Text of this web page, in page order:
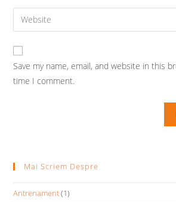
comment
email
address
comment
Enter
your
website
URL
(optional)
Save my name, email, and website in this
time I comment.
Mai Scriem Despre
Antrenament(1)